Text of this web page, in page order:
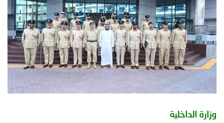
إنجازات
توعوية
الخدمات
الإلكترونية
صور
وفيديو
مجلة
أصداء
الأمانة
إعلانات
من
نحن
اتصل
وزارة الداخلية